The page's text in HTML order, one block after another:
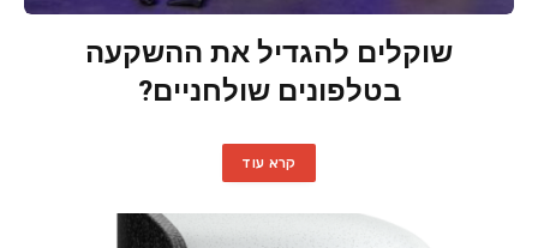
שוקלים להגדיל את ההשקעה
בטלפונים שולחניים?
קרא עוד